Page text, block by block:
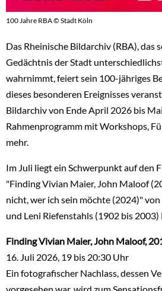
100 Jahre RBA © Stadt Köln
Das Rheinische Bildarchiv (RBA), das
Gedächtnis der Stadt
wahrnimmt, feiert sein 100-jähriges
dieses besonderen Ereignisses
Bildarchiv von Ende April 2026 bis
Rahmenprogramm mit Workshops,
mehr.
Im Juli liegt ein Schwerpunkt auf den
"Finding Vivian Maier, John Maloof
nicht, wer ich sein möchte (2024)"
und Leni Riefenstahls (1902 bis 2003)
Finding Vivian Maier, John Maloof,
16. Juli 2026, 19 bis 20:30 Uhr
Ein fotografischer Nachlass, dessen
vorgesehen war, wird zum